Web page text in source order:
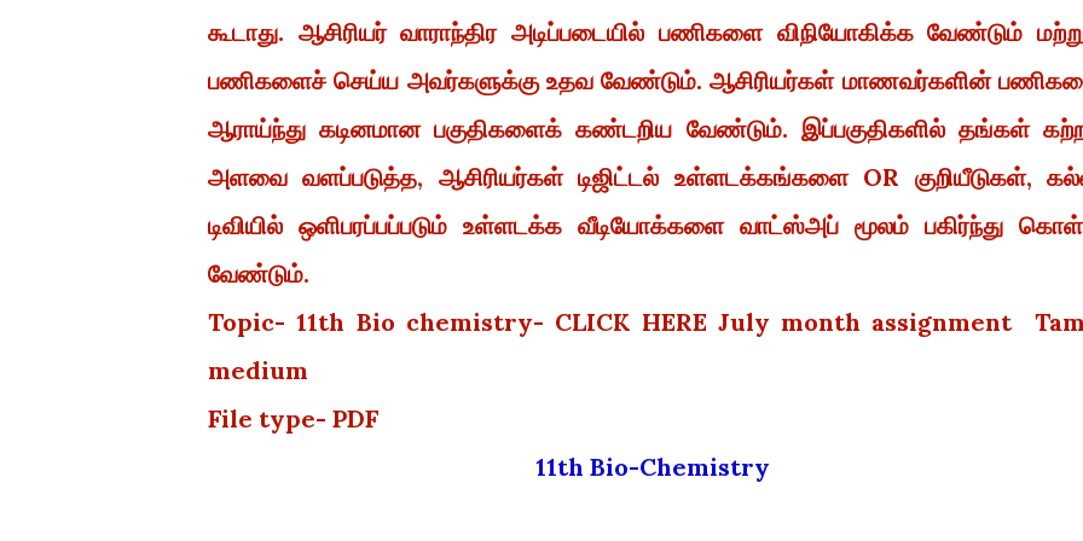
கூடாது. ஆசிரியர் வாராந்திர அடிப்படையில் பணிகளை விநியோகிக்க வேண்டும்
பணிகளைச் செய்ய அவர்களுக்கு உதவ வேண்டும். ஆசிரியர்கள் மாணவர்களின்
ஆராய்ந்து கடினமான பகுதிகளைக் கண்டறிய வேண்டும். இப்பகுதிகளில் தங்கள்
அளவை வளப்படுத்த, ஆசிரியர்கள் டிஜிட்டல் உள்ளடக்கங்களை OR குறியீடுகள்,
டிவியில் ஒளிபரப்பப்படும் உள்ளடக்க வீடியோக்களை வாட்ஸ்அப் மூலம் பகிர்ந்து
வேண்டும்.
Topic- 11th Bio chemistry- CLICK HERE July month assignment
medium
File type- PDF
11th Bio-Chemistry